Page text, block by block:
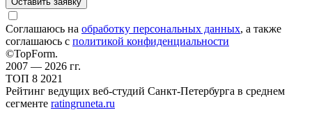
Соглашаюсь на обработку персональных данных, а также
соглашаюсь c политикой конфиденциальности
©TopForm.
2007 — 2026 гг.
ТОП 8 2021
Рейтинг ведущих веб-студий Санкт-Петербурга в среднем
сегменте ratingruneta.ru